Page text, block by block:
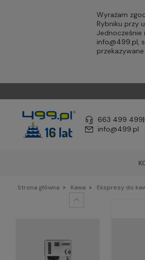
Wyrażam
Rybniku przy
Jednocześnie
info@499.pl,
663 499 499|
info@499.pl
Strona główna Kawa Ekspresy do